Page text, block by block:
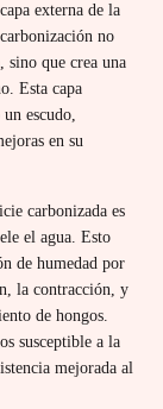
externa de la
no
sino que crea una
Esta capa
escudo,
en su
carbonizada es
el agua. Esto
de humedad por
la contracción, y
de hongos.
susceptible a la
mejorada al